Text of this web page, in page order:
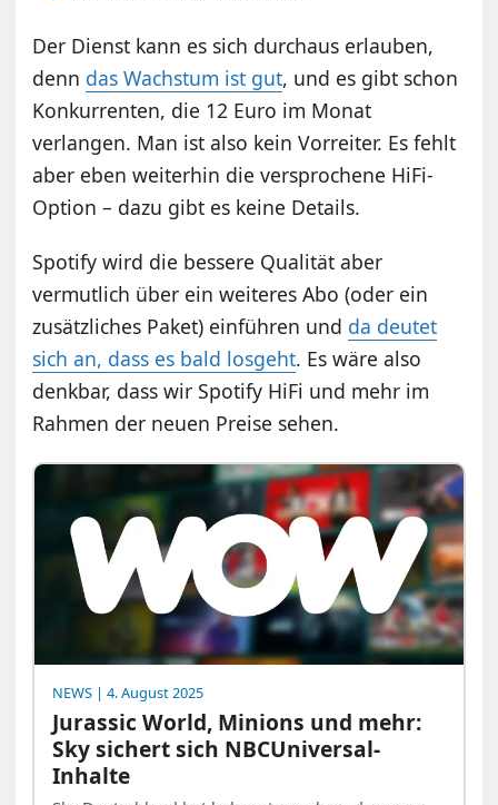
Der Dienst kann es sich durchaus erlauben,
denn das Wachstum ist gut, und es gibt schon
Konkurrenten, die 12 Euro im Monat
verlangen. Man ist also kein Vorreiter. Es fehlt
aber eben weiterhin die versprochene HiFi-
Option – dazu gibt es keine Details.
Spotify wird die bessere Qualität aber
vermutlich über ein weiteres Abo (oder ein
zusätzliches Paket) einführen und da deutet
sich an, dass es bald losgeht. Es wäre also
denkbar, dass wir Spotify HiFi und mehr im
Rahmen der neuen Preise sehen.
NEWS | 4. August 2025
Jurassic World, Minions und mehr:
Sky sichert sich NBCUniversal-
Inhalte